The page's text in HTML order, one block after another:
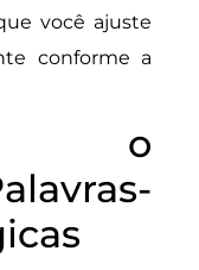
você ajuste
conforme a
o